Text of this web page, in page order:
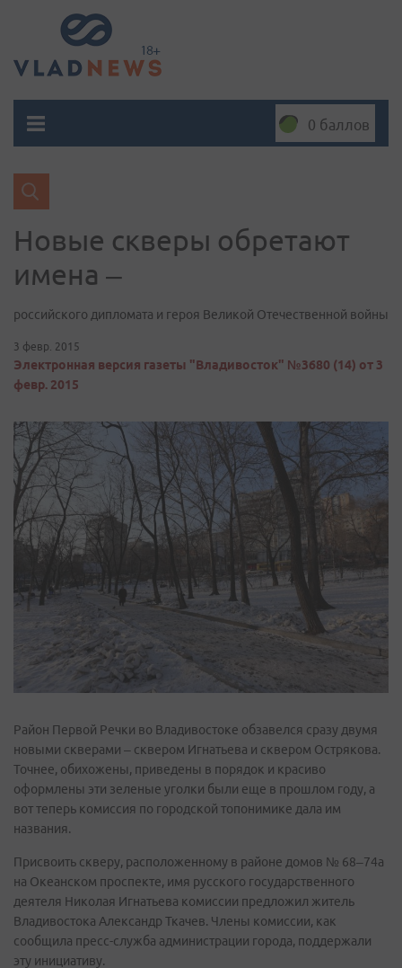
0 баллов
​Новые скверы обретают
имена –
российского дипломата и героя Великой Отечественной войны
3 февр. 2015
Электронная версия газеты "Владивосток" №3680 (14) от 3
февр. 2015
Район Первой Речки во Владивостоке обзавелся сразу двумя
новыми скверами – сквером Игнатьева и сквером Острякова.
Точнее, обихожены, приведены в порядок и красиво
оформлены эти зеленые уголки были еще в прошлом году, а
вот теперь комиссия по городской топонимике дала им
названия.
Присвоить скверу, расположенному в районе домов № 68–74а
на Океанском проспекте, имя русского государственного
деятеля Николая Игнатьева комиссии предложил житель
Владивостока Александр Ткачев. Члены комиссии, как
сообщила пресс-служба администрации города, поддержали
эту инициативу.